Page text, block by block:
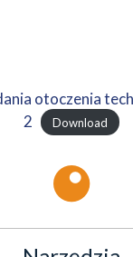
otoczenia
2
Download